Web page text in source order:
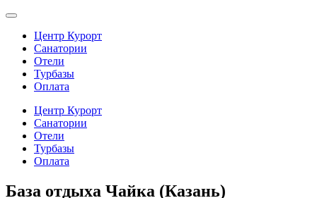
Центр Курорт
Санатории
Отели
Турбазы
Оплата
Центр Курорт
Санатории
Отели
Турбазы
Оплата
База отдыха Чайка (Казань)